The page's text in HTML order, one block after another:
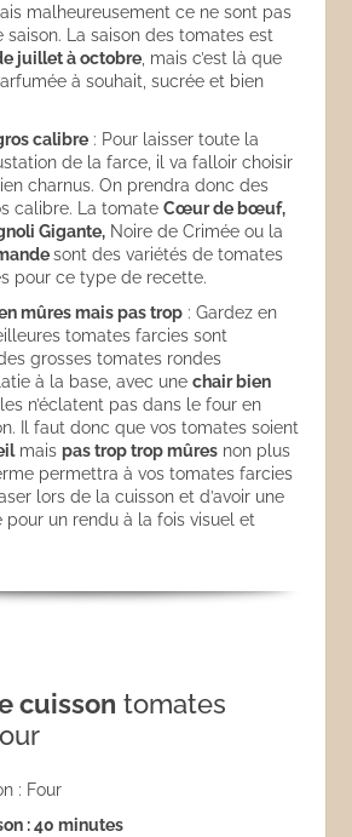
malheureusement ce ne sont pas
La saison des tomates est
juillet à octobre , mais c’est là que
à souhait, sucrée et bien
calibre : Pour laisser toute la
de la farce, il va falloir choisir
charnus. On prendra donc des
calibre. La tomateCœur de bœuf,
Gigante, Noire de Crimée ou la
sont des variétés de tomates
pour ce type de recette.
mûres mais pas trop : Gardez en
tomates farcies sont
grosses tomates rondes
à la base, avec unechair bien
n’éclatent pas dans le four en
Il faut donc que vos tomates soient
maispas trop trop mûres non plus
permettra à vos tomates farcies
lors de la cuisson et d’avoir une
pour un rendu à la fois visuel et
cuisson tomates
: Four
: 40 minutes